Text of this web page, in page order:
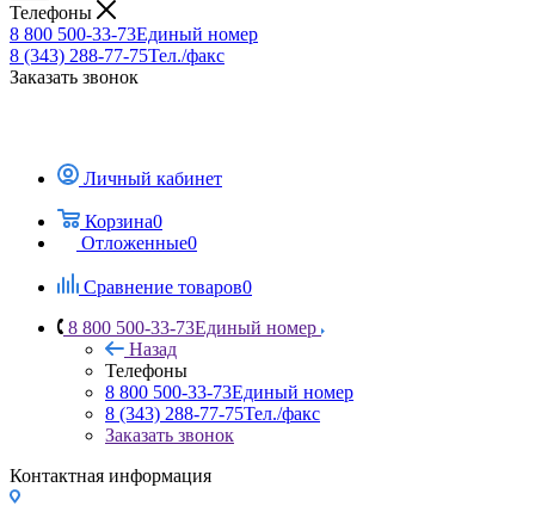
Телефоны
8 800 500-33-73Единый номер
8 (343) 288-77-75Тел./факс
Заказать звонок
Личный кабинет
Корзина0
Отложенные0
Сравнение товаров0
8 800 500-33-73Единый номер
Назад
Телефоны
8 800 500-33-73Единый номер
8 (343) 288-77-75Тел./факс
Заказать звонок
Контактная информация